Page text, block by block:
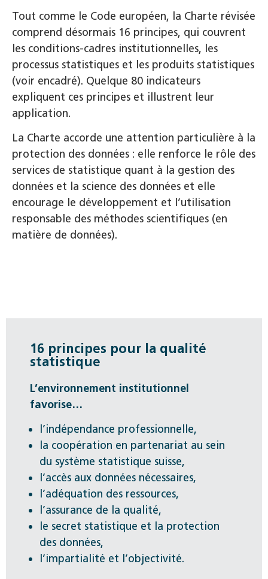
Tout comme le Code européen, la Charte révisée
comprend désormais 16 principes, qui couvrent
les conditions-cadres institutionnelles, les
processus statistiques et les produits statistiques
(voir encadré). Quelque 80 indicateurs
expliquent ces principes et illustrent leur
application.
La Charte accorde une attention particulière à la
protection des données : elle renforce le rôle des
services de statistique quant à la gestion des
données et la science des données et elle
encourage le développement et l’utilisation
responsable des méthodes scientifiques (en
matière de données).
16 principes pour la qualité
statistique
L’environnement institutionnel
favorise…
l’indépendance professionnelle,
la coopération en partenariat au sein
du système statistique suisse,
l’accès aux données nécessaires,
l’adéquation des ressources,
l’assurance de la qualité,
le secret statistique et la protection
des données,
l’impartialité et l’objectivité.